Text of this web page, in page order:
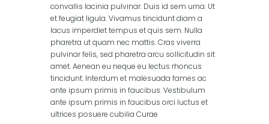
convallis lacinia pulvinar. Duis id sem urna. Ut
et feugiat ligula. Vivamus tincidunt diam a
lacus imperdiet tempus et quis sem. Nulla
pharetra ut quam nec mattis. Cras viverra
pulvinar felis, sed pharetra arcu sollicitudin sit
amet. Aenean eu neque eu lectus rhoncus
tincidunt. Interdum et malesuada fames ac
ante ipsum primis in faucibus. Vestibulum
ante ipsum primis in faucibus orci luctus et
ultrices posuere cubilia Curae